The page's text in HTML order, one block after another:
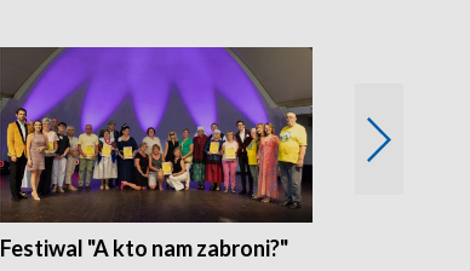
Festiwal "A kto nam zabroni?"